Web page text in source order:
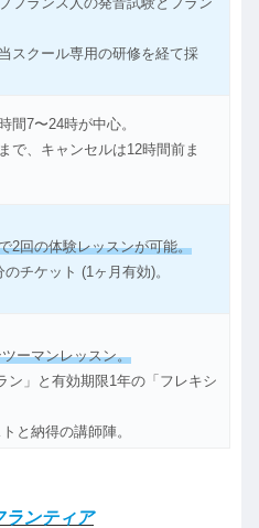
スクール専用の研修を経て採
間7〜24時が中心。
で、キャンセルは12時間前ま
2回の体験レッスンが可能。
チケット (1ヶ月有効)。
ーマンレッスン。
」と有効期限1年の「フレキシ
と納得の講師陣。
ランティア